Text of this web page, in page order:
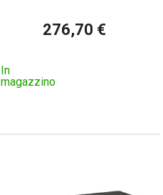
276,70 €
In
magazzino